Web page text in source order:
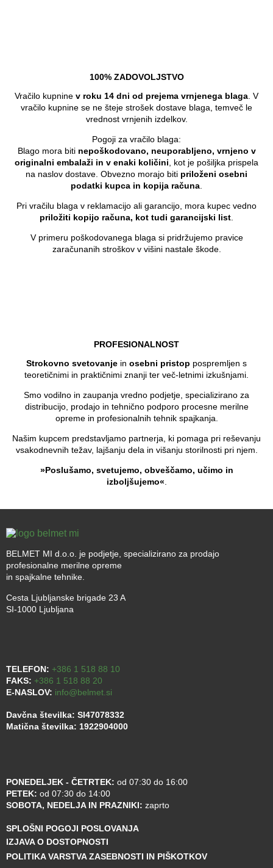
100% ZADOVOLJSTVO
Vračilo kupnine v roku 14 dni od prejema vrnjenega blaga . V
vračilo kupnine se ne šteje strošek dostave blaga, temveč le
vrednost vrnjenih izdelkov.
Pogoji za vračilo blaga:
Blago mora biti nepoškodovano, neuporabljeno, vrnjeno v
originalni embalaži in v enaki količini , kot je pošiljka prispela
na naslov dostave. Obvezno morajo biti priloženi osebni
podatki kupca in kopija računa
Pri vračilu blaga v reklamacijo ali garancijo, mora kupec vedno
priložiti kopijo računa, kot tudi garancijski list
V primeru poškodovanega blaga si pridržujemo pravice
zaračunanih stroškov v višini nastale škode.
PROFESIONALNOST
Strokovno svetovanje in osebni pristop pospremljen s
teoretičnimi in praktičnimi znanji ter več-letnimi izkušnjami.
Smo vodilno in zaupanja vredno podjetje, specializirano za
distribucijo, prodajo in tehnično podporo procesne merilne
opreme in profesionalnih tehnik spajkanja.
Našim kupcem predstavljamo partnerja, ki pomaga pri reševanju
vsakodnevnih težav, lajšanju dela in višanju storilnosti pri njem.
»Poslušamo, svetujemo, obveščamo, učimo in
izboljšujemo«
BELMET MI d.o.o. je podjetje, specializirano za prodajo
profesionalne merilne opreme
in spajkalne tehnike.
Cesta Ljubljanske brigade 23 A
SI-1000 Ljubljana
TELEFON: +386 1 518 88 10
FAKS: +386 1 518 88 20
E-NASLOV: info@belmet.si
Davčna številka: SI47078332
Matična številka: 1922904000
PONEDELJEK - ČETRTEK: od 07:30 do 16:00
PETEK: od 07:30 do 14:00
SOBOTA, NEDELJA IN PRAZNIKI: zaprto
SPLOŠNI POGOJI POSLOVANJA
IZJAVA O DOSTOPNOSTI
POLITIKA VARSTVA ZASEBNOSTI IN PIŠKOTKOV